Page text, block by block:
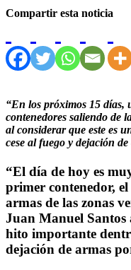
Compartir esta noticia
“En los próximos 15 días,
contenedores saliendo de
al considerar que este es
cese al fuego y dejación
“El día de hoy es
primer contenedor,
armas de las zonas
Juan Manuel Santos
hito importante
dejación de armas